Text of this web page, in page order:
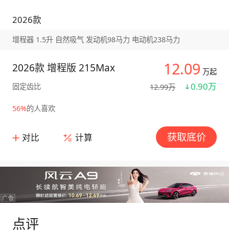
2026款
增程器 1.5升 自然吸气 发动机98马力 电动机238马力
12.09 万起
12.99万
0.90万
2026款 增程版 215Max
固定齿比
56%的人喜欢
对比 计算 获取底价
点评